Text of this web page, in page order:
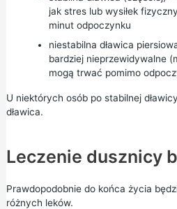
jak stres lub wysiłek
minut odpoczynku
niestabilna dławica
bardziej nieprzewidywalne
mogą trwać pomimo
U niektórych osób po stabilnej
dławica.
Leczenie dusznicy
Prawdopodobnie do końca życia
różnych leków.